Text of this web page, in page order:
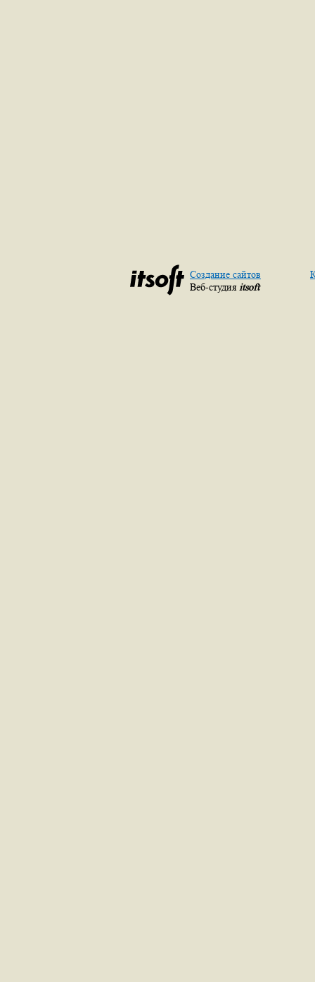
Создание сайтов
Веб-студия itsoft